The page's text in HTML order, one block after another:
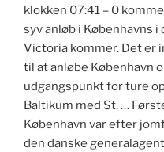
klokken 07:41 – 0
syv anløb i Københavns
Victoria kommer. Det er
til at anløbe København
udgangspunkt for ture
Baltikum med St. …
København var efter
den danske